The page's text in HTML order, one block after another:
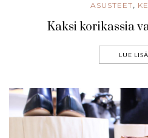
ASUSTEET,
Kaksi korikassia
LUE